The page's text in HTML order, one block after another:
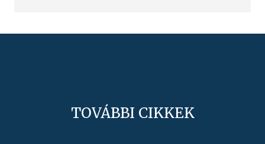
TOVÁBBI CIKKEK